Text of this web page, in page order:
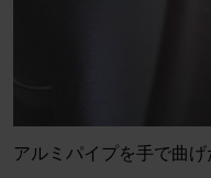
アルミパイプを手で曲